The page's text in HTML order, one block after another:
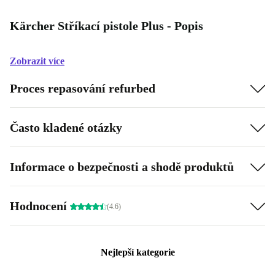
Kärcher Stříkací pistole Plus - Popis
Zobrazit více
Proces repasování refurbed
Často kladené otázky
Informace o bezpečnosti a shodě produktů
Hodnocení (4.6)
Nejlepší kategorie